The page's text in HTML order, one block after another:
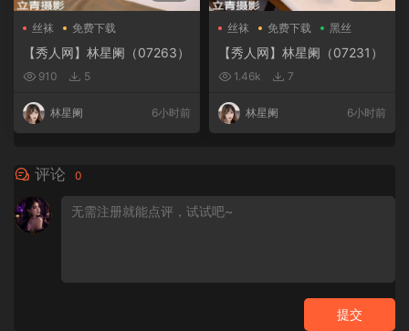
丝袜 免费下载
【秀人网】林星阑（07263）
910 5
林星阑 6小时前
丝袜 免费下载 黑丝
【秀人网】林星阑（07231）
1.46k 7
林星阑 6小时前
评论 0
提交